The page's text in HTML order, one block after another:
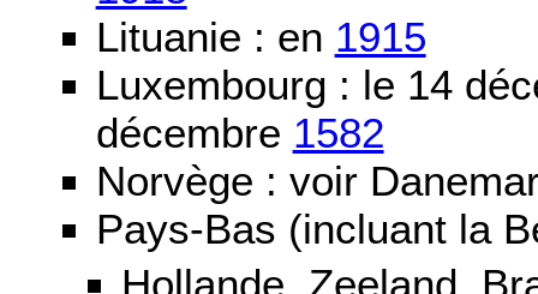
Lituanie : en 1915
Luxembourg : le 14
décembre 1582
Norvège : voir
Pays-Bas (incluant la
Hollande, Zeeland,